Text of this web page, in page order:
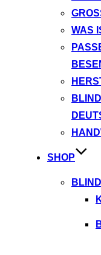
WAS
SHOP